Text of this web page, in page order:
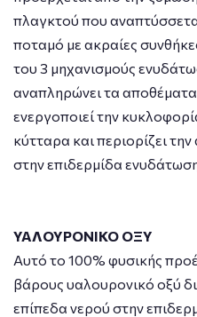
πλαγκτού που
ποταμό με ακραίες
του 3 μηχανισμούς
αναπληρώνει τα
ενεργοποιεί την
κύτταρα και περιορίζει
στην επιδερμίδα
ΥΑΛΟΥΡΟΝΙΚΟ ΟΞΥ
Αυτό το 100% φυσικής
βάρους υαλουρονικό οξύ
επίπεδα νερού στην